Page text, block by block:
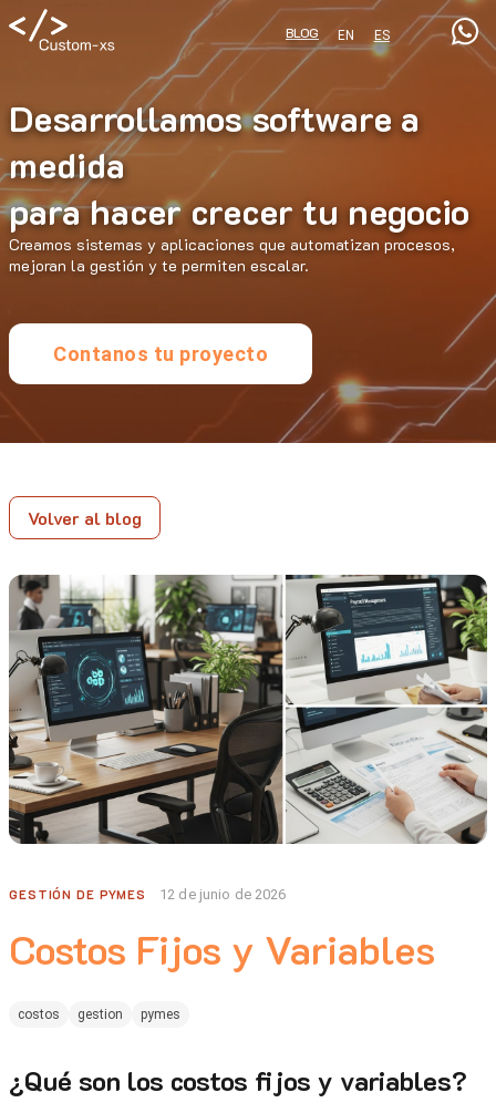
BLOG EN ES
Desarrollamos software a
medida
para hacer crecer tu negocio
Creamos sistemas y aplicaciones que automatizan procesos,
mejoran la gestión y te permiten escalar.
Contanos tu proyecto
Volver al blog
GESTIÓN DE PYMES 12 de junio de 2026
Costos Fijos y Variables
costos gestion pymes
¿Qué son los costos fijos y variables?